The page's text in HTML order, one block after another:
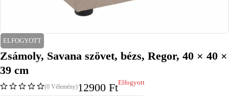
ELFOGYOTT
Zsámoly, Savana szövet, bézs, Regor, 40 × 40 ×
39 cm
(0 Vélemény)12900 FtElfogyott